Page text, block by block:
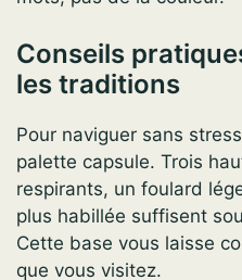
Conseils
les traditions
Pour naviguer sans
palette capsule. Trois
respirants, un foulard
plus habillée suffisent
Cette base vous laisse
que vous visitez.